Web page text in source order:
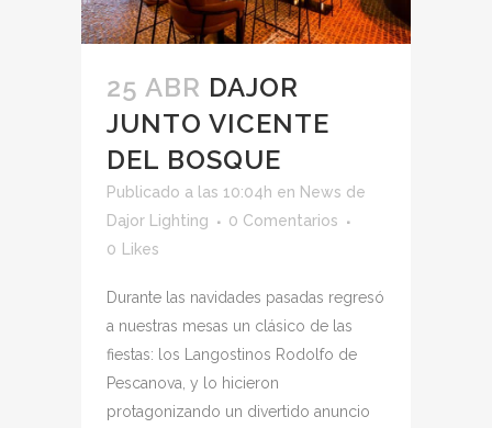
25 ABR DAJOR
JUNTO VICENTE
DEL BOSQUE
Publicado a las 10:04h en News de
Dajor Lighting
0 Comentarios
0 Likes
Durante las navidades pasadas regresó
a nuestras mesas un clásico de las
fiestas: los Langostinos Rodolfo de
Pescanova, y lo hicieron
protagonizando un divertido anuncio